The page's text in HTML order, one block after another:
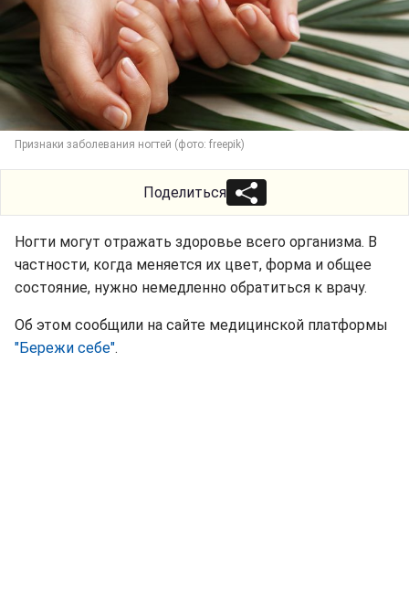
Признаки заболевания ногтей (фото: freepik)
Поделиться
Ногти могут отражать здоровье всего организма. В
частности, когда меняется их цвет, форма и общее
состояние, нужно немедленно обратиться к врачу.
Об этом сообщили на сайте медицинской платформы
"Бережи себе".